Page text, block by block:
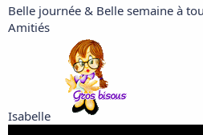
Belle journée & Belle semaine à
Amitiés
Isabelle